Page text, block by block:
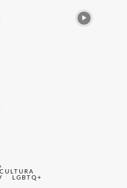
CULTURA
LGBTQ+